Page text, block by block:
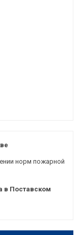
норм пожарной
в Поставском